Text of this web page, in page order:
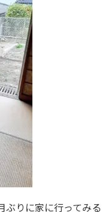
ぶりに家に行ってみる